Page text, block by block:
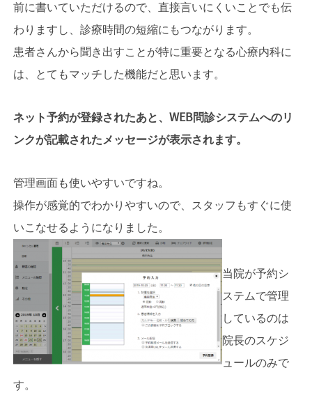
前に書いていただけるので、直接言いにくいことでも伝
わりますし、診療時間の短縮にもつながります。
患者さんから聞き出すことが特に重要となる心療内科に
は、とてもマッチした機能だと思います。
ネット予約が登録されたあと、WEB問診システムへのリ
ンクが記載されたメッセージが表示されます。
管理画面も使いやすいですね。
操作が感覚的でわかりやすいので、スタッフもすぐに使
いこなせるようになりました。
当院が予約シ
ステムで管理
しているのは
院長のスケジ
ュールのみで
す。